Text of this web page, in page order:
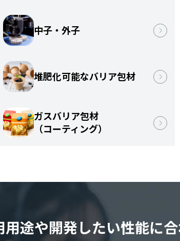
中子・外子
堆肥化可能なバリア包材
ガスバリア包材
（コーティング）
用途や開発したい性能に